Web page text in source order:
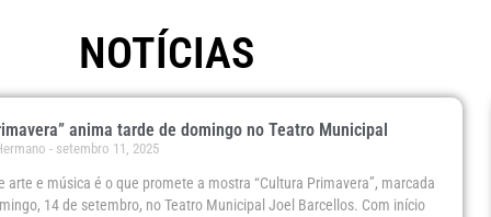
NOTÍCIAS
anima tarde de domingo no Teatro Municipal
setembro 11, 2025
arte e música é o que promete a mostra “Cultura Primavera”, marcada
14 de setembro, no Teatro Municipal Joel Barcellos. Com início